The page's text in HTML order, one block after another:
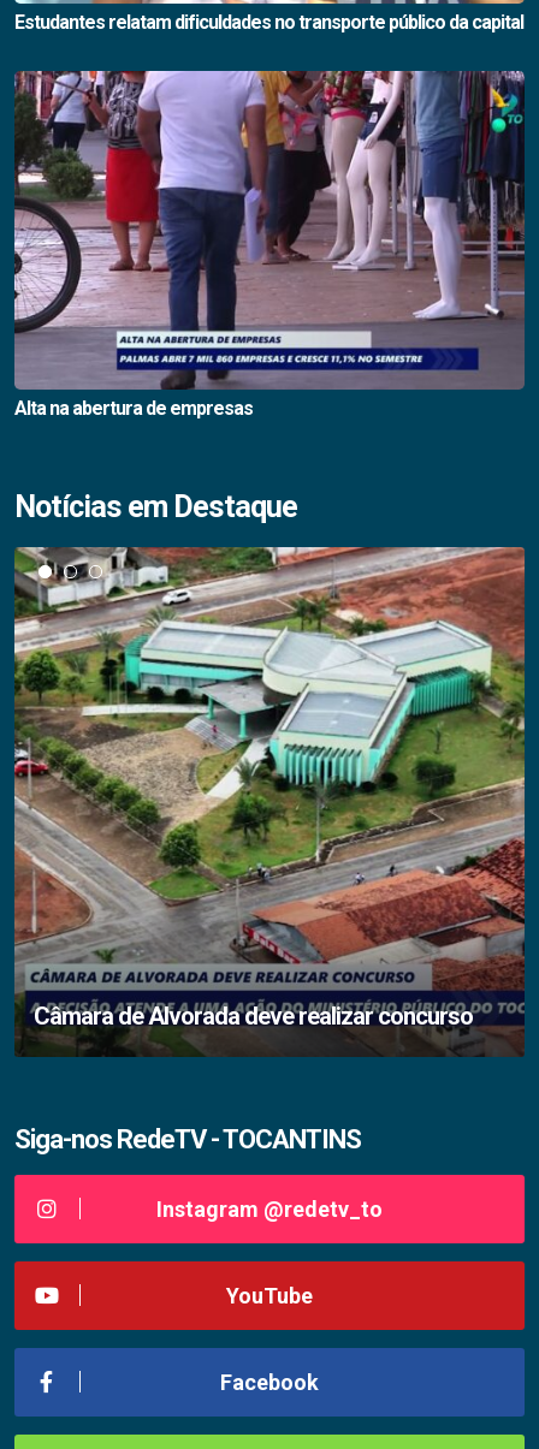
Estudantes relatam dificuldades no transporte público da capital
Alta na abertura de empresas
Notícias em Destaque
Câmara de Alvorada deve realizar concurso
Siga-nos RedeTV - TOCANTINS
Instagram @redetv_to
YouTube
Facebook